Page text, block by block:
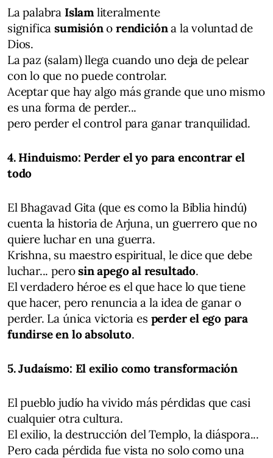
La palabra Islamliteralmente
significasumisiónorendicióna la voluntad de
Dios.
La paz (salam) llega cuando uno deja de pelear
con lo que no puede controlar.
Aceptar que hay algo más grande que uno mismo
es una forma de perder...
pero perder el control para ganar tranquilidad.
4. Hinduismo: Perder el yo para encontrar el
todo
El Bhagavad Gita (que es como la Biblia hindú)
cuenta la historia de Arjuna, un guerrero que no
quiere luchar en una guerra.
Krishna, su maestro espiritual, le dice que debe
luchar... perosin apego al resultado.
El verdadero héroe es el que hace lo que tiene
que hacer, pero renuncia a la idea de ganar o
perder. La única victoria es perder el ego para
fundirse en lo absoluto.
5. Judaísmo: El exilio como transformación
El pueblo judío ha vivido más pérdidas que casi
cualquier otra cultura.
El exilio, la destrucción del Templo, la diáspora...
Pero cada pérdida fue vista no solo como una